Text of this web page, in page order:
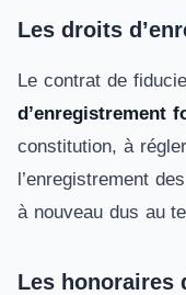
Les droits
Le contrat de
d’enregistrement
constitution, à
l’enregistrement
à nouveau dus au
Les honoraires